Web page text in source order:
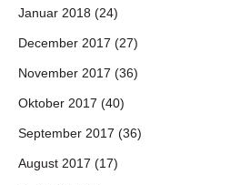
Januar 2018 (24)
December 2017 (27)
November 2017 (36)
Oktober 2017 (40)
September 2017 (36)
August 2017 (17)